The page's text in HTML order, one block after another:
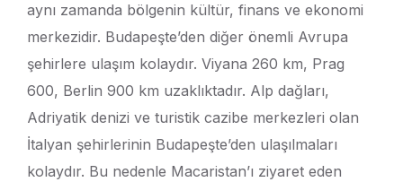
aynı zamanda bölgenin kültür, finans ve ekonomi
merkezidir. Budapeşte’den diğer önemli Avrupa
şehirlere ulaşım kolaydır. Viyana 260 km, Prag
600, Berlin 900 km uzaklıktadır. Alp dağları,
Adriyatik denizi ve turistik cazibe merkezleri olan
İtalyan şehirlerinin Budapeşte’den ulaşılmaları
kolaydır. Bu nedenle Macaristan’ı ziyaret eden